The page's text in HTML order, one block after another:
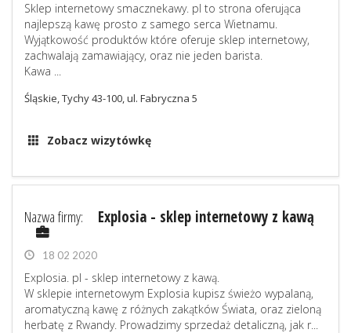
Sklep internetowy smacznekawy. pl to strona oferująca
najlepszą kawę prosto z samego serca Wietnamu.
Wyjątkowość produktów które oferuje sklep internetowy,
zachwalają zamawiający, oraz nie jeden barista.
Kawa ...
Śląskie, Tychy 43-100, ul. Fabryczna 5
Zobacz wizytówkę
Nazwa firmy: Explosia - sklep internetowy z kawą
18 02 2020
Explosia. pl - sklep internetowy z kawą.
W sklepie internetowym Explosia kupisz świeżo wypalaną,
aromatyczną kawę z różnych zakątków Świata, oraz zieloną
herbatę z Rwandy. Prowadzimy sprzedaż detaliczną, jak r...